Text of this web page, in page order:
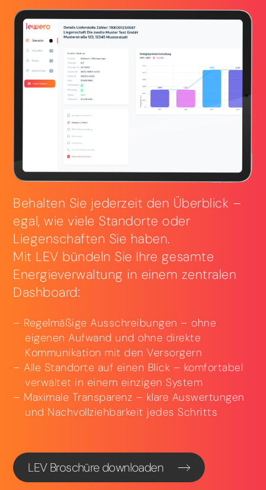
Behalten Sie jederzeit den Überblick –
egal, wie viele Standorte oder
Liegenschaften Sie haben.
Mit LEV bündeln Sie Ihre gesamte
Energieverwaltung in einem zentralen
Dashboard:
Regelmäßige Ausschreibungen – ohne
eigenen Aufwand und ohne direkte
Kommunikation mit den Versorgern
Alle Standorte auf einen Blick – komfortabel
verwaltet in einem einzigen System
Maximale Transparenz – klare Auswertungen
und Nachvollziehbarkeit jedes Schritts
LEV Broschüre downloaden